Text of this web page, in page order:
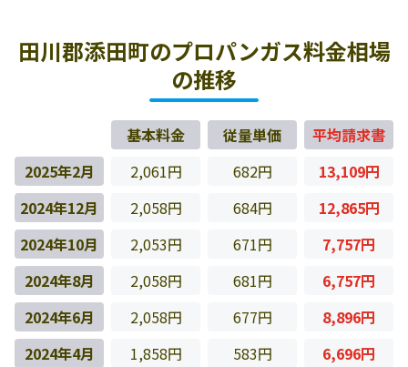
田川郡添田町のプロパンガス料金相場
の推移
基本料金 従量単価
平均請求書
2025年2月
2,061円 682円
13,109円
2024年12月
2,058円 684円
12,865円
2024年10月
2,053円 671円
7,757円
2024年8月
2,058円 681円
6,757円
2024年6月
2,058円 677円
8,896円
2024年4月
1,858円 583円
6,696円